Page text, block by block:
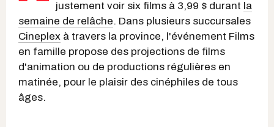
justement voir six films à 3,99 $ durant la
semaine de relâche. Dans plusieurs succursales
Cineplex à travers la province, l'événement Films
en famille propose des projections de films
d'animation ou de productions régulières en
matinée, pour le plaisir des cinéphiles de tous
âges.